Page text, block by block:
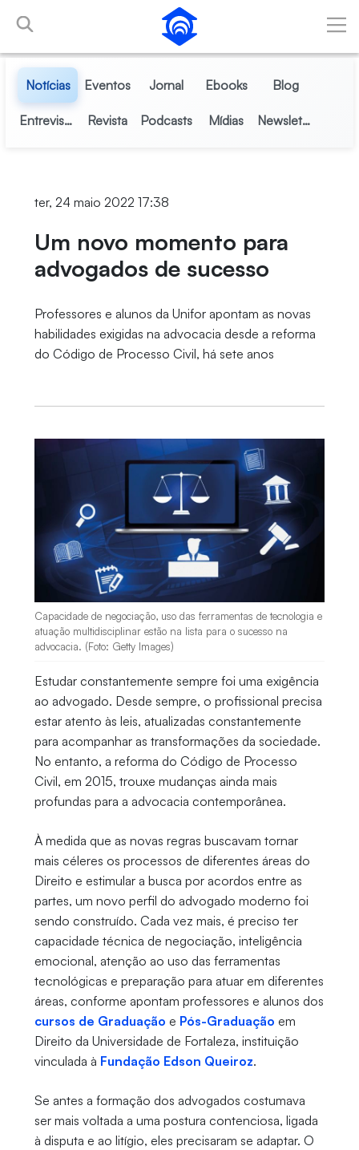
Pular para o Conteúdo principal
Notícias Eventos Jornal Ebooks Blog
Entrevistas Revista Podcasts Mídias Newsletter
ter, 24 maio 2022 17:38
Um novo momento para
advogados de sucesso
Professores e alunos da Unifor apontam as novas
habilidades exigidas na advocacia desde a reforma
do Código de Processo Civil, há sete anos
Capacidade de negociação, uso das ferramentas de tecnologia e
atuação multidisciplinar estão na lista para o sucesso na
advocacia. (Foto: Getty Images)
Estudar constantemente sempre foi uma exigência
ao advogado. Desde sempre, o profissional precisa
estar atento às leis, atualizadas constantemente
para acompanhar as transformações da sociedade.
No entanto, a reforma do Código de Processo
Civil, em 2015, trouxe mudanças ainda mais
profundas para a advocacia contemporânea.
À medida que as novas regras buscavam tornar
mais céleres os processos de diferentes áreas do
Direito e estimular a busca por acordos entre as
partes, um novo perfil do advogado moderno foi
sendo construído. Cada vez mais, é preciso ter
capacidade técnica de negociação, inteligência
emocional, atenção ao uso das ferramentas
tecnológicas e preparação para atuar em diferentes
áreas, conforme apontam professores e alunos dos
cursos de Graduação e Pós-Graduação em
Direito da Universidade de Fortaleza, instituição
vinculada à Fundação Edson Queiroz.
Se antes a formação dos advogados costumava
ser mais voltada a uma postura contenciosa, ligada
à disputa e ao litígio, eles precisaram se adaptar. O